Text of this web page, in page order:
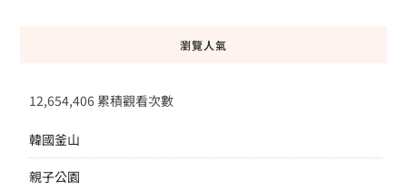
瀏覽人氣
12,654,406 累積觀看次數
韓國釜山
親子公園